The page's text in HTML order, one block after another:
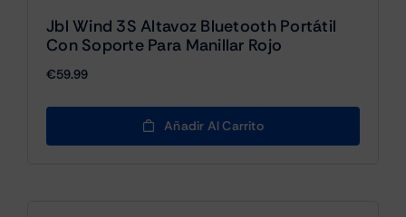
Jbl Wind 3S Altavoz Bluetooth Portátil
Con Soporte Para Manillar Rojo
€59.99
Añadir Al Carrito